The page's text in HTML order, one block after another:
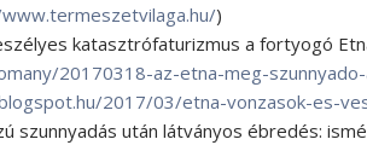
)
katasztrófaturizmus a fortyogó
20170318-az-etna-meg-
2017/03/etna-vonzasok-es-
szunnyadás után látványos ébredés: